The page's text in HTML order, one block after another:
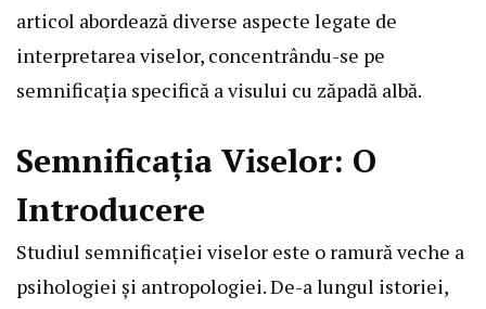
articol abordează diverse aspecte legate de
interpretarea viselor, concentrându-se pe
semnificația specifică a visului cu zăpadă albă.
Semnificația Viselor: O
Introducere
Studiul semnificației viselor este o ramură veche a
psihologiei și antropologiei. De-a lungul istoriei,